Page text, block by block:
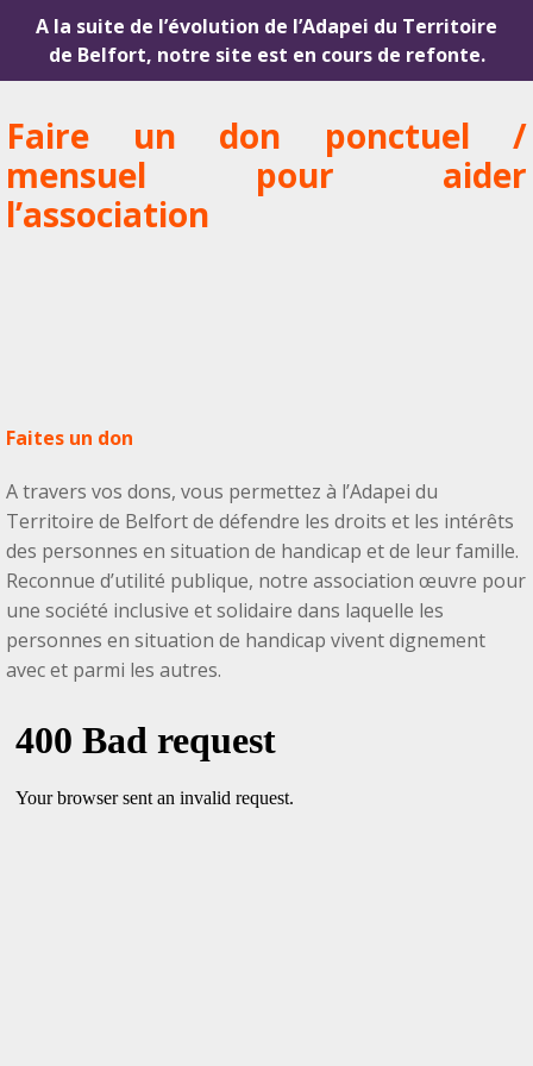
A la suite de l’évolution de l’Adapei du Territoire
de Belfort, notre site est en cours de refonte.
Faire un don ponctuel /
mensuel pour aider
l’association
Faites un don
A travers vos dons, vous permettez à l’Adapei du
Territoire de Belfort de défendre les droits et les intérêts
des personnes en situation de handicap et de leur famille.
Reconnue d’utilité publique, notre association œuvre pour
une société inclusive et solidaire dans laquelle les
personnes en situation de handicap vivent dignement
avec et parmi les autres.